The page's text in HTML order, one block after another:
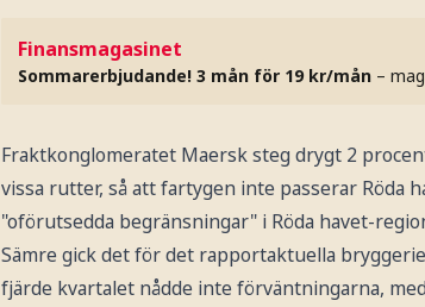
Finansmagasinet
Sommarerbjudande! 3 mån för 19 kr/mån –
Fraktkonglomeratet Maersk steg drygt 2
vissa rutter, så att fartygen inte passerar Röda
"oförutsedda begränsningar" i Röda havet-
Sämre gick det för det rapportaktuella
fjärde kvartalet nådde inte förväntningarna,